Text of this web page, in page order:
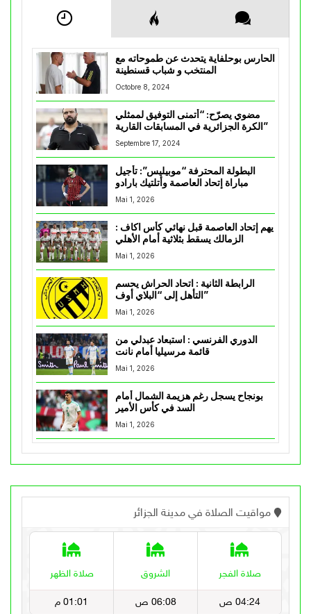
الحارس بوحلفاية يتحدث عن طموحاته مع
المنتخب و شباب قسنطينة
Octobre 8, 2024
مضوي يصرّح: “أتمنى التوفيق لممثلي
الكرة الجزائرية في المسابقات القارية”
Septembre 17, 2024
البطولة المحترفة “موبيليس”: تأجيل
مباراة إتحاد العاصمة وأتلتيك بارادو
Mai 1, 2026
يهم إتحاد العاصمة قبل نهائي كأس اكاف :
Mai 1, 2026
الرابطة الثانية : اتحاد الحراش يحسم
التأهل إلى “البلاي أوف”
Mai 1, 2026
الدوري الفرنسي : استبعاد عبدلي من
قائمة مرسيليا أمام نانت
Mai 1, 2026
بونجاح يسجل رغم هزيمة الشمال أمام
السد في كأس الأمير
Mai 1, 2026